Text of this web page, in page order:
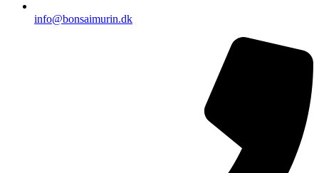
info@bonsaimurin.dk